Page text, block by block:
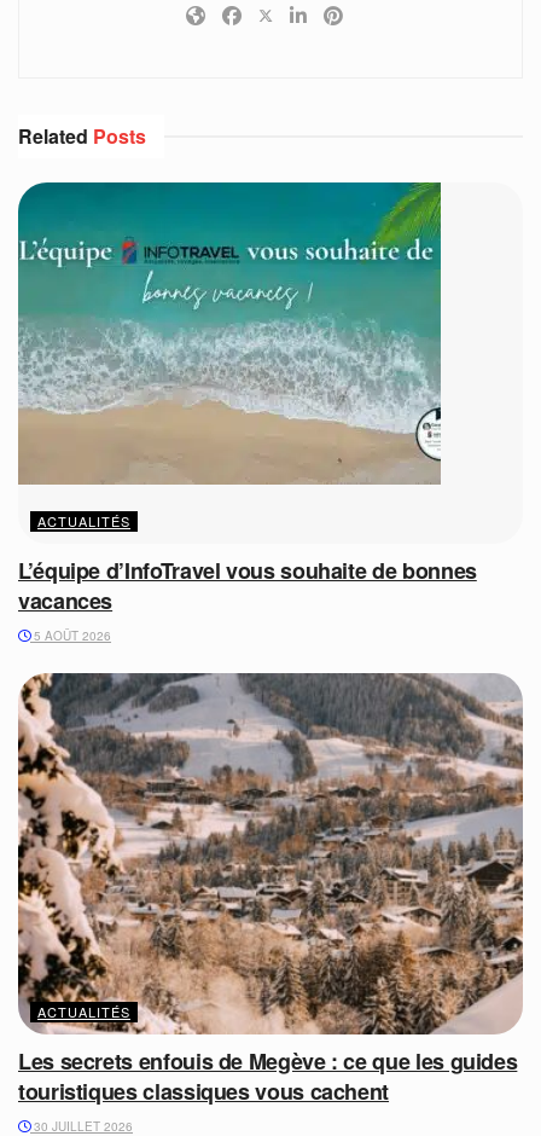
Related Posts
ACTUALITÉS
L’équipe d’InfoTravel vous souhaite de bonnes
vacances
5 AOÛT 2026
ACTUALITÉS
Les secrets enfouis de Megève : ce que les guides
touristiques classiques vous cachent
30 JUILLET 2026